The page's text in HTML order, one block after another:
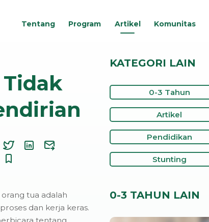
Tentang Program Artikel Komunitas
orang tua adalah
dan kerja keras.
tentang
KATEGORI LAIN
0-3 Tahun
Artikel
Pendidikan
Stunting
0-3 TAHUN LAIN